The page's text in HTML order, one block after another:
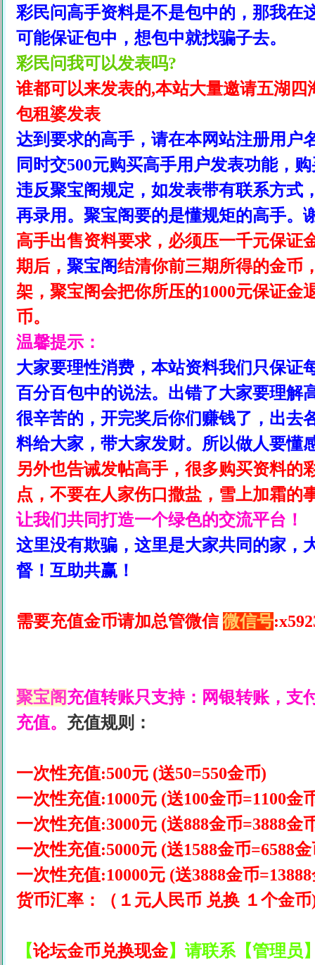
彩民问高手资料是不是包中的，那我在
可能保证包中，想包中就找骗子去。
彩民问我可以发表吗?
谁都可以来发表的,本站大量邀请五湖
包租婆发表
达到要求的高手，请在本网站注册用户
同时交500元购买高手用户发表功能，
违反聚宝阁规定，如发表带有联系方式
再录用。 聚宝阁要的是懂规矩的高手。
高手出售资料要求，必须压一千元保证
期后， 聚宝阁结清你前三期所得的金币
架，聚宝阁会把你所压的1000元保证金
币。
温馨提示：
大家要理性消费，本站资料我们只保证
百分百包中的说法。出错了大家要理解
很辛苦的，开完奖后你们赚钱了，出去
料给大家，带大家发财。所以做人要懂
另外也告诫发帖高手，很多购买资料的
点，不要在人家伤口撒盐，雪上加霜的
让我们共同打造一个绿色的交流平台！
这里没有欺骗，这里是大家共同的家，
督！互助共赢！
需要充值金币请加总管微信微信号:
聚宝阁充值转账只支持：网银转账，支
充值。 充值规则：
一次性充值:500元 (送50=550金币)
一次性充值:1000元 (送100金币=1100金
一次性充值:3000元 (送888金币=3888金
一次性充值:5000元 (送1588金币=6588
一次性充值:10000元 (送3888金币
货币汇率：（１元人民币 兑换 １个金币
【论坛金币兑换现金】请联系【管理员